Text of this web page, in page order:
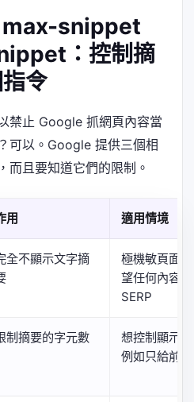
snippet
：控制摘
令
禁止 Google 抓網頁內容當
可以。Google 提供三個相
而且要知道它們的限制。
用 適用情境
全不顯示文字摘
極機敏頁面
望任何內容
SERP
制摘要的字元數
想控制顯示
例如只給前